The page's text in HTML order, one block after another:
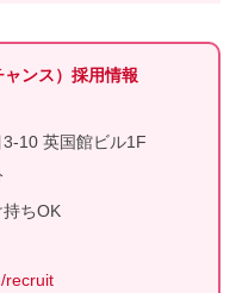
ンス）採用情報
10 英国館ビル1F
ちOK
recruit